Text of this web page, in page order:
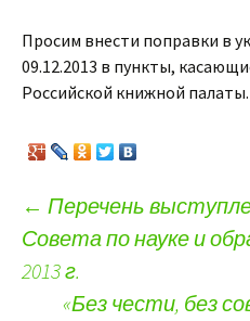
Просим внести поправки в
09.12.2013 в пункты,
Российской книжной палаты.
Навигация по
← Перечень
Совета по науке и
2013 г.
«Без чести, без